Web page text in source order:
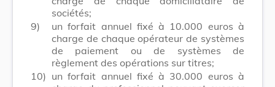
sociétés;
9)
un forfait annuel fixé à 10.000 euros à
charge de chaque opérateur de systèmes
de paiement ou de systèmes de
règlement des opérations sur titres;
10) un forfait annuel fixé à 30.000 euros à